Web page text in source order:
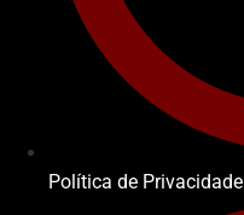
Política de Privacidade